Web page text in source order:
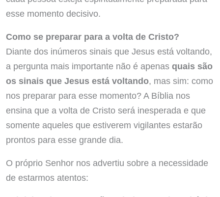
esse momento decisivo.
Como se preparar para a volta de Cristo?
Diante dos inúmeros sinais que Jesus está voltando,
a pergunta mais importante não é apenas quais são
os sinais que Jesus está voltando, mas sim: como
nos preparar para esse momento? A Bíblia nos
ensina que a volta de Cristo será inesperada e que
somente aqueles que estiverem vigilantes estarão
prontos para esse grande dia.
O próprio Senhor nos advertiu sobre a necessidade
de estarmos atentos: